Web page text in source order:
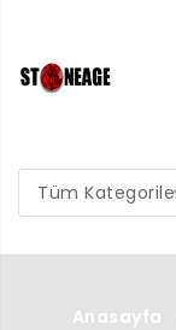
Tüm
Anasayfa